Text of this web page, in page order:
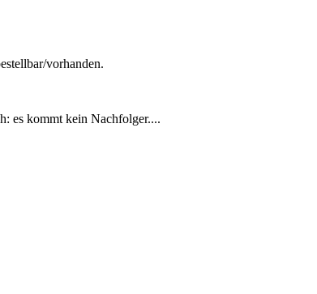
vorhanden.
es kommt kein Nachfolger....